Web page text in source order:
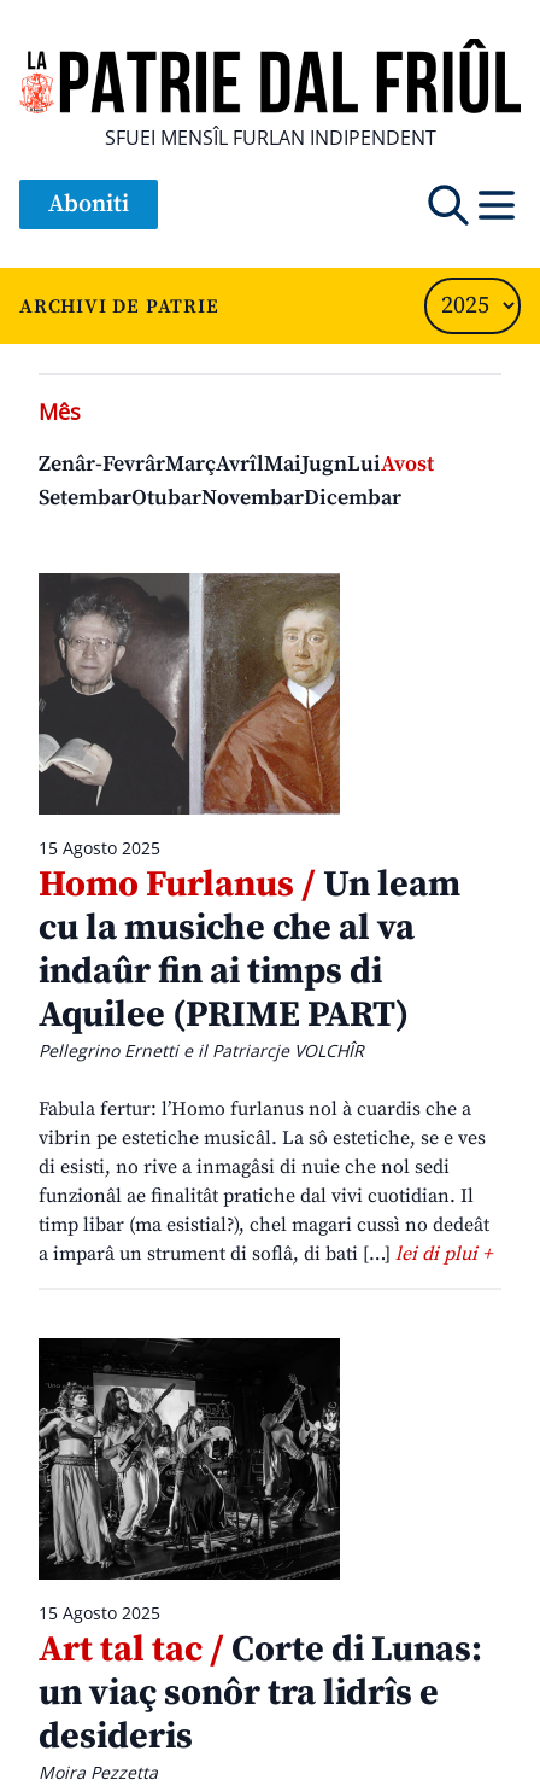
SFUEI MENSÎL FURLAN INDIPENDENT
Aboniti
ARCHIVI DE PATRIE
15 Agosto 2025
Homo Furlanus /Un leam
cu la musiche che al va
indaûr fin ai timps di
Aquilee (PRIME PART)
Pellegrino Ernetti e il Patriarcje VOLCHÎR
Fabula fertur: l’Homo furlanus nol à cuardis che a
vibrin pe estetiche musicâl. La sô estetiche, se e ves
di esisti, no rive a inmagâsi di nuie che nol sedi
funzionâl ae finalitât pratiche dal vivi cuotidian. Il
timp libar (ma esistial?), chel magari cussì no dedeât
a imparâ un strument di soflâ, di bati […] lei di plui +
15 Agosto 2025
Art tal tac /Corte di Lunas:
un viaç sonôr tra lidrîs e
desideris
Moira Pezzetta
Mês
Zenâr-FevrârMarçAvrîlMaiJugnLuiAvost
SetembarOtubarNovembarDicembar